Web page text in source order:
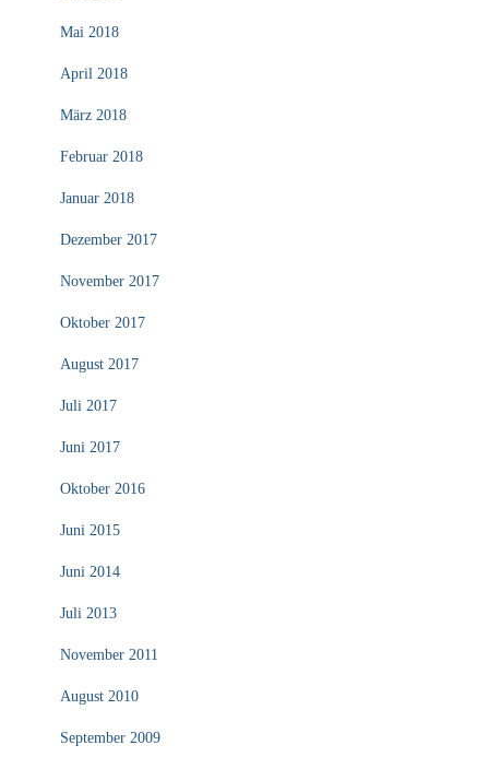
Mai 2018
April 2018
März 2018
Februar 2018
Januar 2018
Dezember 2017
November 2017
Oktober 2017
August 2017
Juli 2017
Juni 2017
Oktober 2016
Juni 2015
Juni 2014
Juli 2013
November 2011
August 2010
September 2009